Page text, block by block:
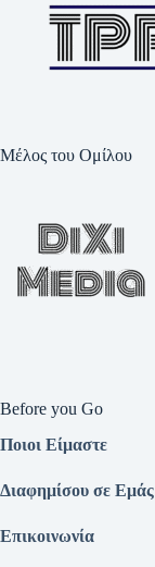
Μέλος του Ομίλου
Before you Go
Ποιοι Είμαστε
Διαφημίσου σε Εμάς
Επικοινωνία